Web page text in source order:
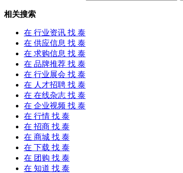
相关搜索
在 行业资讯 找 泰
在 供应信息 找 泰
在 求购信息 找 泰
在 品牌推荐 找 泰
在 行业展会 找 泰
在 人才招聘 找 泰
在 在线杂志 找 泰
在 企业视频 找 泰
在 行情 找 泰
在 招商 找 泰
在 商城 找 泰
在 下载 找 泰
在 团购 找 泰
在 知道 找 泰